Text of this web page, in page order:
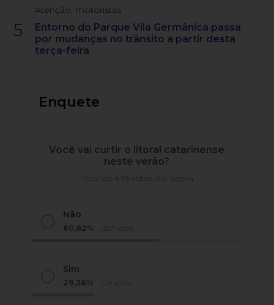
5
Atenção, motoristas
Entorno do Parque Vila Germânica passa
por mudanças no trânsito a partir desta
terça-feira
Enquete
Você vai curtir o litoral catarinense
neste verão?
Total de 439 votos até agora
Não
60,82% (267 votos)
Sim
29,38% (129 votos)